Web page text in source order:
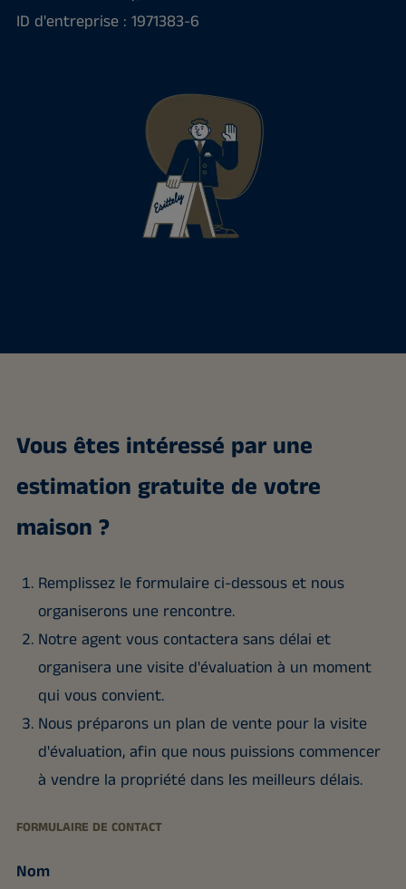
ID d'entreprise : 1971383-6
Vous êtes intéressé par une
estimation gratuite de votre
maison ?
Remplissez le formulaire ci-dessous et nous
organiserons une rencontre.
Notre agent vous contactera sans délai et
organisera une visite d'évaluation à un moment
qui vous convient.
Nous préparons un plan de vente pour la visite
d'évaluation, afin que nous puissions commencer
à vendre la propriété dans les meilleurs délais.
FORMULAIRE DE CONTACT
Nom